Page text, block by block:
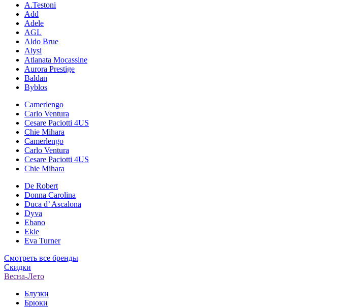
A.Testoni
Add
Adele
AGL
Aldo Brue
Alysi
Atlanata Mocassine
Aurora Prestige
Baldan
Byblos
Camerlengo
Carlo Ventura
Cesare Paciotti 4US
Chie Mihara
Camerlengo
Carlo Ventura
Cesare Paciotti 4US
Chie Mihara
De Robert
Donna Carolina
Duca d’ Ascalona
Dyva
Ebano
Ekle
Eva Turner
Смотреть все бренды
Скидки
Весна-Лето
Блузки
Брюки